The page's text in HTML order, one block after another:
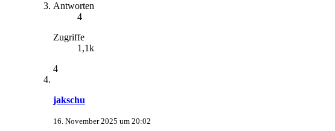
Antworten
4
Zugriffe
1,1k
4
jakschu
16. November 2025 um 20:02